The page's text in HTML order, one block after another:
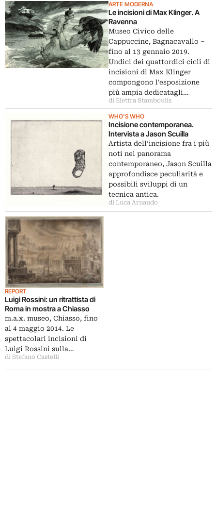
ARTE MODERNA
Le incisioni di Max Klinger. A
Ravenna
Museo Civico delle
Cappuccine, Bagnacavallo ‒
fino al 13 gennaio 2019.
Undici dei quattordici cicli di
incisioni di Max Klinger
compongono l'esposizione
più ampia dedicatagli…
di Elettra Stamboulis
WHO'S WHO
Incisione contemporanea.
Intervista a Jason Scuilla
Artista dell’incisione fra i più
noti nel panorama
contemporaneo, Jason Scuilla
approfondisce peculiarità e
possibili sviluppi di un
tecnica antica.
di Luca Arnaudo
REPORT
Luigi Rossini: un ritrattista di
Roma in mostra a Chiasso
m.a.x. museo, Chiasso, fino
al 4 maggio 2014. Le
spettacolari incisioni di
Luigi Rossini sulla…
di Stefano Castelli